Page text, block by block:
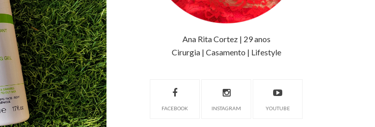
Ana Rita Cortez | 29 anos
Cirurgia | Casamento | Lifestyle
FACEBOOK INSTAGRAM YOUTUBE